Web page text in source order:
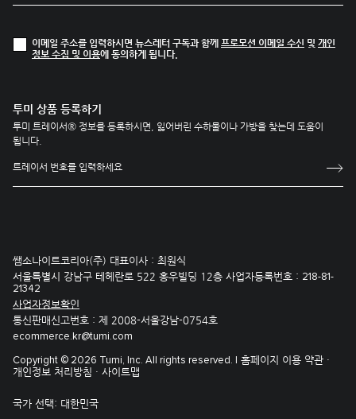
이메일 주소를 입력하시면 뉴스레터 구독과 함께 프로모션 이메일 수신 및 개인
정보 수집 및 이용에 동의하게 됩니다.
투미 상품 등록하기
투미 트레이서® 정보를 등록하시면, 잃어버린 수하물이나 가방을 찾는데 도움이
됩니다.
쌤소나이트코리아(주) 대표이사 : 최원식
서울특별시 강남구 테헤란로 522 홍우빌딩 12층 사업자등록번호 : 218-81-
21342
사업자정보확인
통신판매신고번호 : 제 2008-서울강남-0754호
ecommerce.kr@tumi.com
Copyright © 2026 Tumi, Inc. All rights reserved. |
홈페이지 이용 약관 ·
개인정보 처리방침 · 사이트맵
국가 선택: 대한민국